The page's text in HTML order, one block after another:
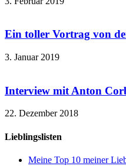
Ein toller Vortrag von
3. Januar 2019
Interview mit Anton
22. Dezember 2018
Lieblingslisten
Meine Top 10 meiner